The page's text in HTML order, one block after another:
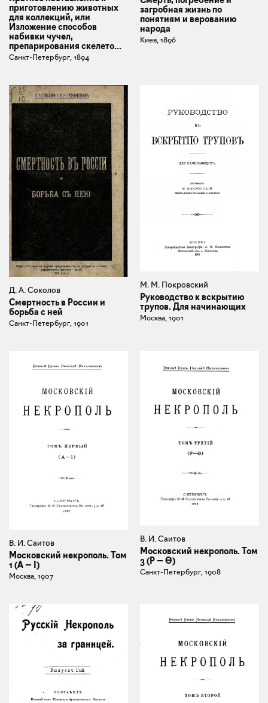
приготовлению животных
для коллекций, или
Изложение способов
набивки чучел,
препарирования скелето...
Санкт-Петербург, 1894
загробная жизнь по
понятиям и верованию
народа
Киев, 1896
Д. А. Соколов
Смертность в России и
борьба с ней
Санкт-Петербург, 1901
М. М. Покровский
Руководство к вскрытию
трупов. Для начинающих
Москва, 1901
В. И. Саитов
Московский некрополь. Том
1 (А — I)
Москва, 1907
В. И. Саитов
Московский некрополь. Том
3 (Р — Ө)
Санкт-Петербург, 1908